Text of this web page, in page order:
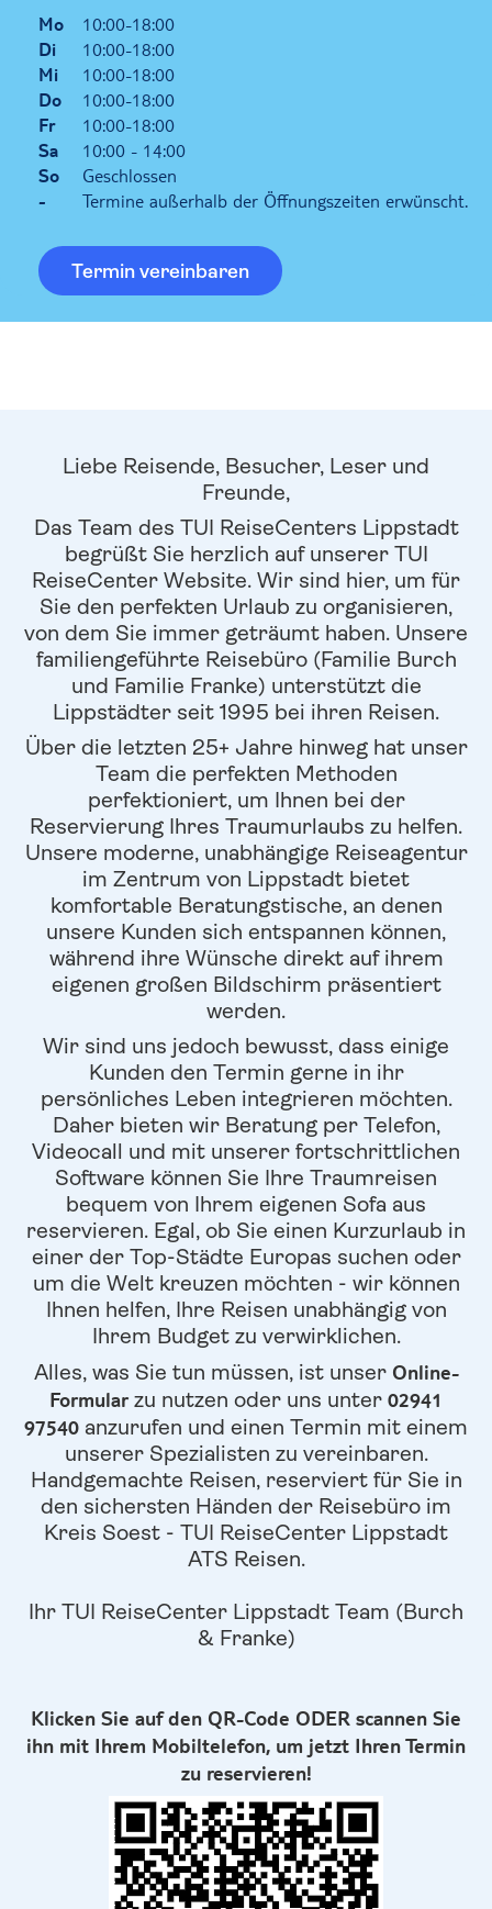
Mo
10:00-18:00
Di
10:00-18:00
Mi
10:00-18:00
Do
10:00-18:00
Fr
10:00-18:00
Sa
10:00 - 14:00
So
Geschlossen
-
Termine außerhalb der Öffnungszeiten erwünscht.
Termin vereinbaren
Liebe Reisende, Besucher, Leser und
Freunde,
Das Team des TUI ReiseCenters Lippstadt
begrüßt Sie herzlich auf unserer TUI
ReiseCenter Website. Wir sind hier, um für
Sie den perfekten Urlaub zu organisieren,
von dem Sie immer geträumt haben. Unsere
familiengeführte Reisebüro (Familie Burch
und Familie Franke) unterstützt die
Lippstädter seit 1995 bei ihren Reisen.
Über die letzten 25+ Jahre hinweg hat unser
Team die perfekten Methoden
perfektioniert, um Ihnen bei der
Reservierung Ihres Traumurlaubs zu helfen.
Unsere moderne, unabhängige Reiseagentur
im Zentrum von Lippstadt bietet
komfortable Beratungstische, an denen
unsere Kunden sich entspannen können,
während ihre Wünsche direkt auf ihrem
eigenen großen Bildschirm präsentiert
werden.
Wir sind uns jedoch bewusst, dass einige
Kunden den Termin gerne in ihr
persönliches Leben integrieren möchten.
Daher bieten wir Beratung per Telefon,
Videocall und mit unserer fortschrittlichen
Software können Sie Ihre Traumreisen
bequem von Ihrem eigenen Sofa aus
reservieren. Egal, ob Sie einen Kurzurlaub in
einer der Top-Städte Europas suchen oder
um die Welt kreuzen möchten - wir können
Ihnen helfen, Ihre Reisen unabhängig von
Ihrem Budget zu verwirklichen.
Alles, was Sie tun müssen, ist unser Online-
Formular zu nutzen oder uns unter 02941
97540 anzurufen und einen Termin mit einem
unserer Spezialisten zu vereinbaren.
Handgemachte Reisen, reserviert für Sie in
den sichersten Händen der Reisebüro im
Kreis Soest - TUI ReiseCenter Lippstadt
ATS Reisen.
Ihr TUI ReiseCenter Lippstadt Team (Burch
& Franke)
Klicken Sie auf den QR-Code ODER scannen Sie
ihn mit Ihrem Mobiltelefon, um jetzt Ihren Termin
zu reservieren!